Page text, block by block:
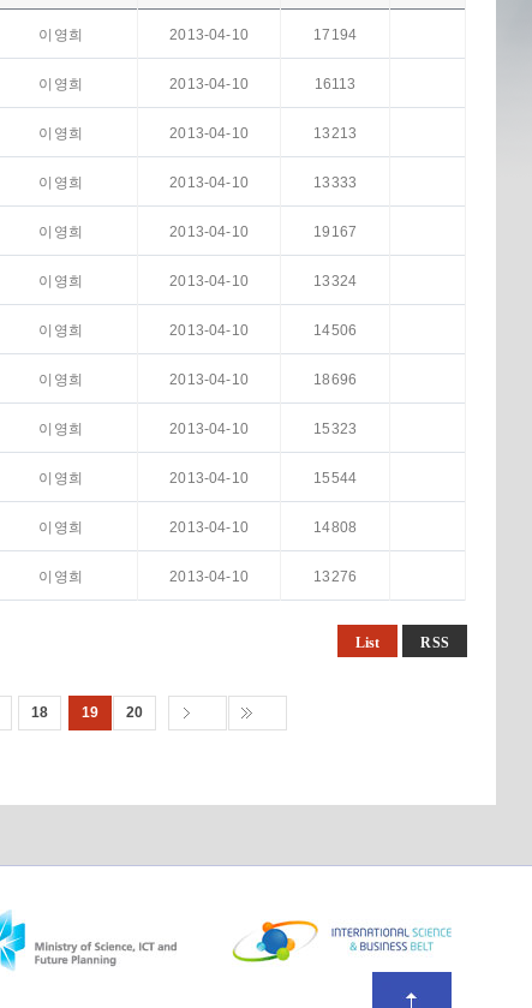
이영희 2013-04-10 17194
이영희 2013-04-10 16113
이영희 2013-04-10 13213
이영희 2013-04-10 13333
이영희 2013-04-10 19167
이영희 2013-04-10 13324
이영희 2013-04-10 14506
이영희 2013-04-10 18696
이영희 2013-04-10 15323
이영희 2013-04-10 15544
이영희 2013-04-10 14808
이영희 2013-04-10 13276
List RSS
18 19 20